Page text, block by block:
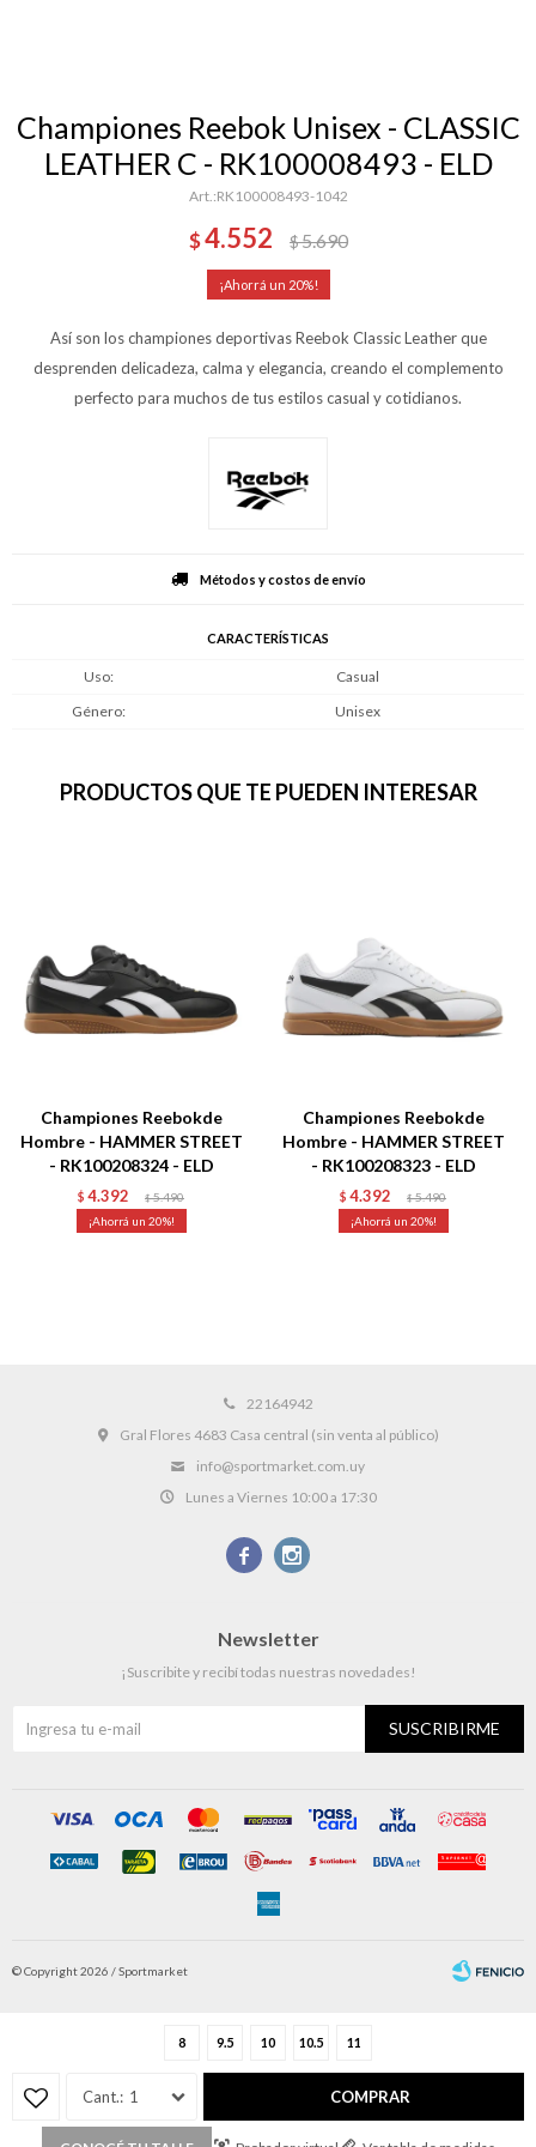
Championes Reebok Unisex - CLASSIC
LEATHER C - RK100008493 - ELD
RK100008493-1042
$4.552 $5.690
20
Así son los championes deportivas Reebok Classic Leather que
desprenden delicadeza, calma y elegancia, creando el complemento
perfecto para muchos de tus estilos casual y cotidianos.
8 9.5 10 10.5 11
1 COMPRAR
Métodos y costos de envío
CARACTERÍSTICAS
Uso
Casual
Género
Unisex
PRODUCTOS QUE TE PUEDEN INTERESAR
Championes Reebokde
Hombre - HAMMER STREET
- RK100208324 - ELD
$ 4.392 $ 5.490
20
Championes Reebokde
Hombre - HAMMER STREET
- RK100208323 - ELD
$ 4.392 $ 5.490
20
22164942
Gral Flores 4683 Casa central (sin venta al público)
info@sportmarket.com.uy
Lunes a Viernes 10:00 a 17:30
 
Newsletter
¡Suscribite y recibí todas nuestras novedades!
SUSCRIBIRME
© Copyright 2026 / Sportmarket